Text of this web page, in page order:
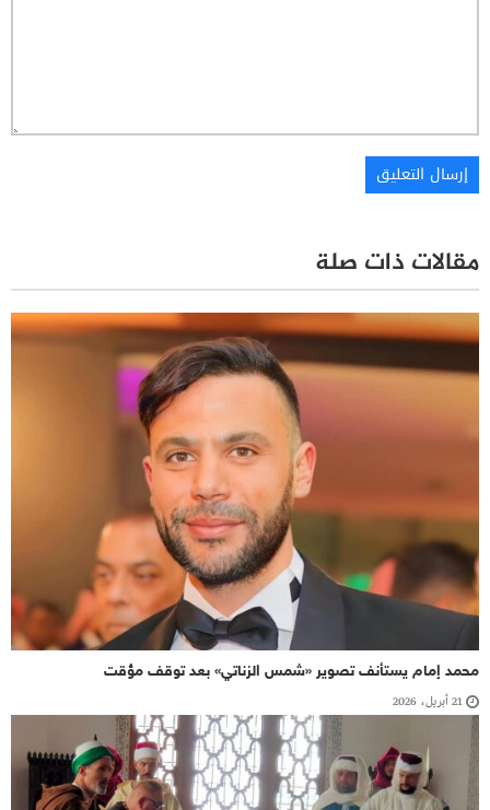
مقالات ذات صلة
محمد إمام يستأنف تصوير «شمس الزناتي» بعد توقف مؤقت
21 أبريل، 2026